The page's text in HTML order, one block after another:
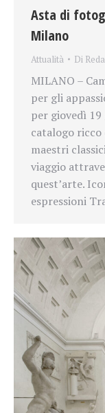
Asta di
Milano
Attualità Di
MILANO –
per gli
per giovedì
catalogo ricco
maestri
viaggio
quest’arte.
espressioni